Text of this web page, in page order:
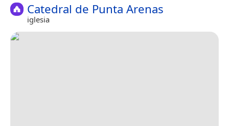
Catedral de Punta Arenas
iglesia